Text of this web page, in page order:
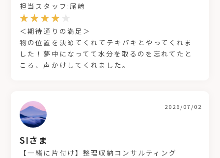
担当スタッフ:尾﨑
＜期待通りの満足＞
物の位置を決めてくれてテキパキとやってくれま
した！夢中になってて水分を取るのを忘れてたと
ころ、声かけしてくれました。
SIさま
2026/07/02
【一緒に片付け】整理収納コンサルティング